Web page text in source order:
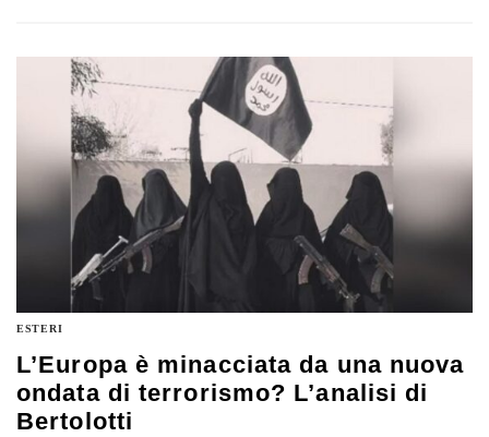
agli occhi degli occidentali attraverso un pragmatico
opportunismo. L’analisi di Claudio Bertolotti, direttore di
Start Insight
ESTERI
L’Europa è minacciata da una nuova
ondata di terrorismo? L’analisi di
Bertolotti